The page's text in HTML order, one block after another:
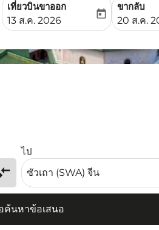
เที่ยวบินขาออก
fc-booking-departure-date-
13 ส.ค. 2026
today
ขากลับ
fc-
20 ส.ค.
ไป
ค้นหาข้อเสนอ
หาข้อเสนอ